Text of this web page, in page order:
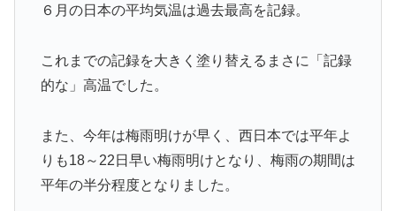
６月の日本の平均気温は過去最高を記録。
これまでの記録を大きく塗り替えるまさに「記録
的な」高温でした。
また、今年は梅雨明けが早く、西日本では平年よ
りも18～22日早い梅雨明けとなり、梅雨の期間は
平年の半分程度となりました。